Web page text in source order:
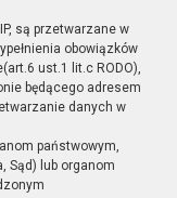
są przetwarzane w
obowiązków
ust.1 lit.c RODO),
będącego adresem
danych w
państwowym,
Sąd) lub organom